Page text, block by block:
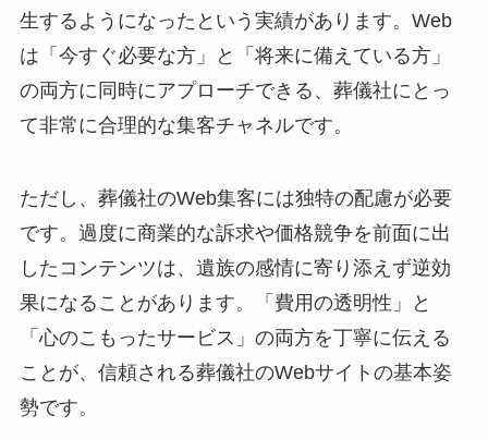
生するようになったという実績があります。Web
は「今すぐ必要な方」と「将来に備えている方」
の両方に同時にアプローチできる、葬儀社にとっ
て非常に合理的な集客チャネルです。
ただし、葬儀社のWeb集客には独特の配慮が必要
です。過度に商業的な訴求や価格競争を前面に出
したコンテンツは、遺族の感情に寄り添えず逆効
果になることがあります。「費用の透明性」と
「心のこもったサービス」の両方を丁寧に伝える
ことが、信頼される葬儀社のWebサイトの基本姿
勢です。